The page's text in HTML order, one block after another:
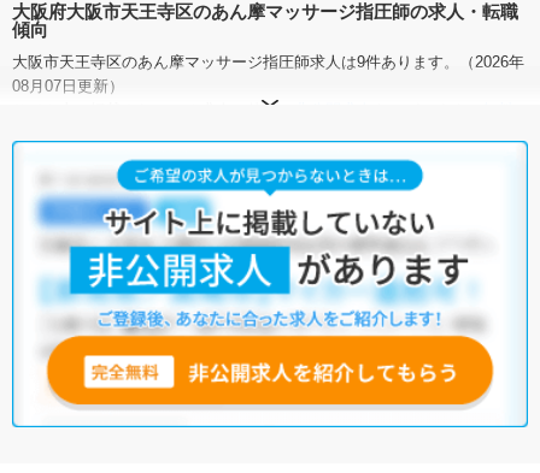
大阪府大阪市天王寺区のあん摩マッサージ指圧師の求人・転職
傾向
大阪市天王寺区のあん摩マッサージ指圧師求人は9件あります。（2026年
08月07日更新）
サイト上に掲載されている求人の他に、
う求人を提案させていただきます。
大阪市天王寺区のあん摩マッサージ指圧師求人では以下のような条件が
人気です。
積極採用中 ・新卒OK・残業少なめ・正社員(正職員)・
ハビリ(在宅医療)・ 整骨院・接骨院 ・訪問マッサージ・ その他
他の条件でも人気の求人がございますので、「こだわり条件」から検索
いただくか、お気軽にお問い合わせください。
全国のあん摩マッサージ指圧師求人から検索いただくことも可能です。
無料転職支援サービスにお申し込みいただくと、ご希望条件をヒアリン